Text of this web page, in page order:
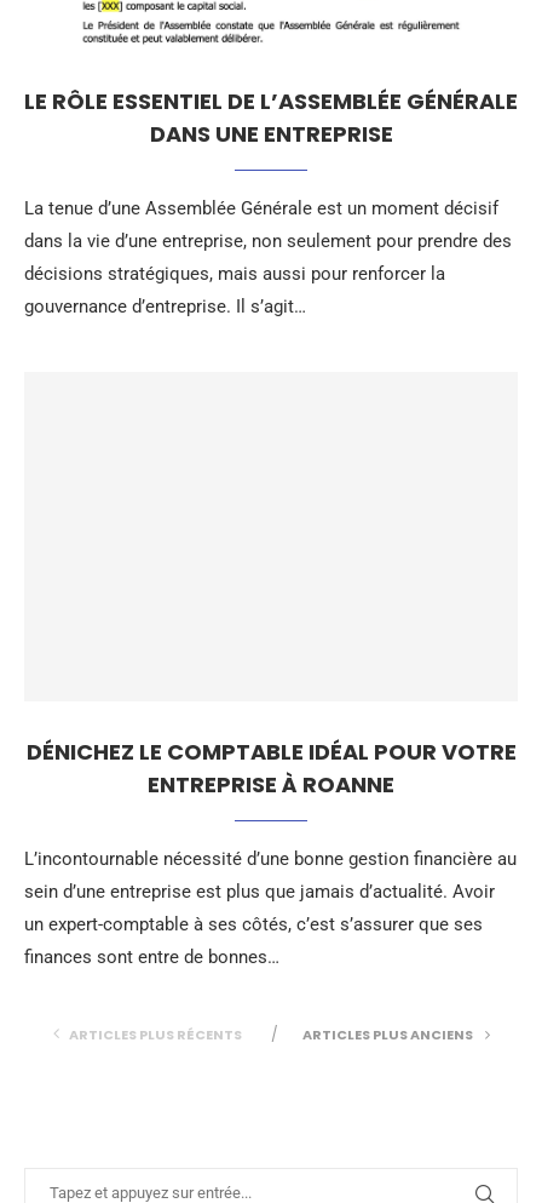
LE RÔLE ESSENTIEL DE L’ASSEMBLÉE GÉNÉRALE
DANS UNE ENTREPRISE
La tenue d’une Assemblée Générale est un moment décisif
dans la vie d’une entreprise, non seulement pour prendre des
décisions stratégiques, mais aussi pour renforcer la
gouvernance d’entreprise. Il s’agit…
DÉNICHEZ LE COMPTABLE IDÉAL POUR VOTRE
ENTREPRISE À ROANNE
L’incontournable nécessité d’une bonne gestion financière au
sein d’une entreprise est plus que jamais d’actualité. Avoir
un expert-comptable à ses côtés, c’est s’assurer que ses
finances sont entre de bonnes…
ARTICLES PLUS RÉCENTS ARTICLES PLUS ANCIENS